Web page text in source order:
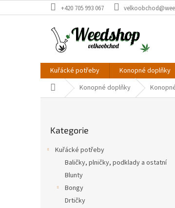
na
+420 705 993 067
Kuřácké potřeby Konopné doplňky
Domů Konopné doplňky
kategorie
Kategorie
Kuřácké potřeby
Baličky, plničky, podklady a ostatní
Blunty
Bongy
Drtičky